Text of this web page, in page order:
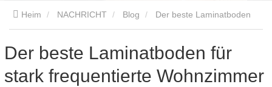
Heim NACHRICHT Blog
Der beste Laminatboden für
stark frequentierte Wohnzimmer